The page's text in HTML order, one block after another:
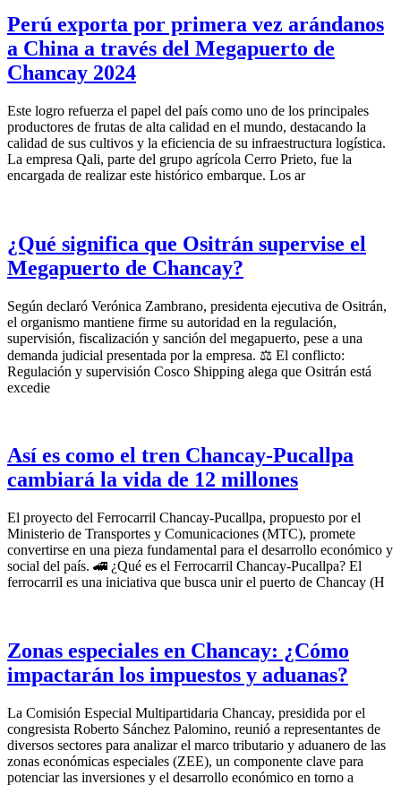
Perú exporta por primera vez arándanos
a China a través del Megapuerto de
Chancay 2024
Este logro refuerza el papel del país como uno de los principales
productores de frutas de alta calidad en el mundo, destacando la
calidad de sus cultivos y la eficiencia de su infraestructura logística.
La empresa Qali, parte del grupo agrícola Cerro Prieto, fue la
encargada de realizar este histórico embarque. Los ar
¿Qué significa que Ositrán supervise el
Megapuerto de Chancay?
Según declaró Verónica Zambrano, presidenta ejecutiva de Ositrán,
el organismo mantiene firme su autoridad en la regulación,
supervisión, fiscalización y sanción del megapuerto, pese a una
demanda judicial presentada por la empresa. ⚖️ El conflicto:
Regulación y supervisión Cosco Shipping alega que Ositrán está
excedie
Así es como el tren Chancay-Pucallpa
cambiará la vida de 12 millones
El proyecto del Ferrocarril Chancay-Pucallpa, propuesto por el
Ministerio de Transportes y Comunicaciones (MTC), promete
convertirse en una pieza fundamental para el desarrollo económico y
social del país. 🚄 ¿Qué es el Ferrocarril Chancay-Pucallpa? El
ferrocarril es una iniciativa que busca unir el puerto de Chancay (H
Zonas especiales en Chancay: ¿Cómo
impactarán los impuestos y aduanas?
La Comisión Especial Multipartidaria Chancay, presidida por el
congresista Roberto Sánchez Palomino, reunió a representantes de
diversos sectores para analizar el marco tributario y aduanero de las
zonas económicas especiales (ZEE), un componente clave para
potenciar las inversiones y el desarrollo económico en torno a